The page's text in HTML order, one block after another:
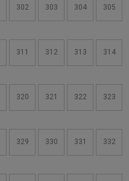
302 303 304 305
311 312 313 314
320 321 322 323
329 330 331 332